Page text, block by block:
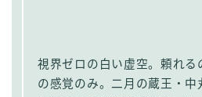
視界ゼロの白い虚空。頼れる
の感覚のみ。二月の蔵王・中